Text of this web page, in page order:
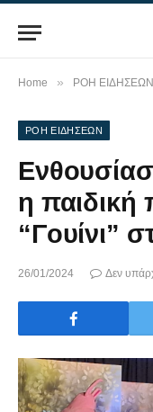
Home » ΡΟΗ ΕΙΔΗΣΕΩΝ
ΡΟΗ ΕΙΔΗΣΕΩΝ
η παιδική
“Γουίνι”
26/01/2024 Δεν